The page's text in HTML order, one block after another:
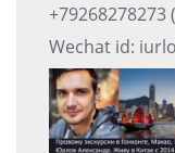
+79268278273
Wechat id: